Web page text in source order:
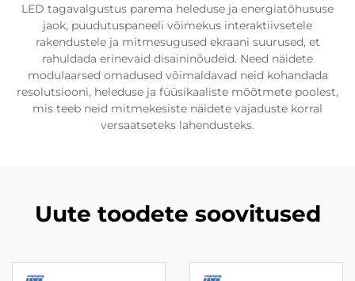
LED tagavalgustus parema heleduse ja energiatõhususe
jaok, puudutuspaneeli võimekus interaktiivsetele
rakendustele ja mitmesugused ekraani suurused, et
rahuldada erinevaid disaininõudeid. Need näidete
modulaarsed omadused võimaldavad neid kohandada
resolutsiooni, heleduse ja füüsikaaliste mõõtmete poolest,
mis teeb neid mitmekesiste näidete vajaduste korral
versaatseteks lahendusteks.
Uute toodete soovitused